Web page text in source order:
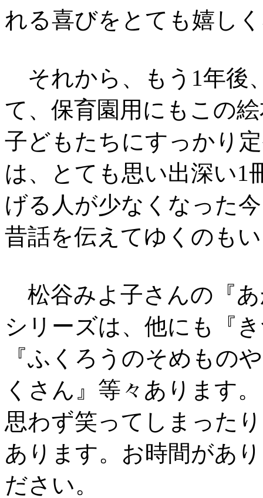
れる喜びをとても嬉し
それから、もう1年後
て、保育園用にもこの
子どもたちにすっかり
は、とても思い出深い1
げる人が少なくなった
昔話を伝えてゆくのも
松谷みよ子さんの『
シリーズは、他にも『
『ふくろうのそめもの
くさん』等々あります
思わず笑ってしまった
あります。お時間があ
ださい。